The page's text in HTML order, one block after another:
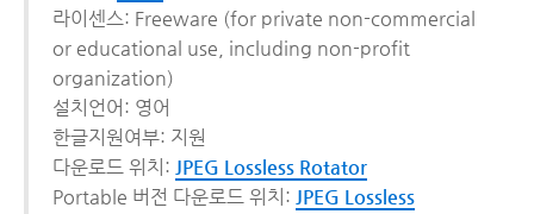
라이센스: Freeware (for private non-commercial
or educational use, including non-profit
organization)
설치언어: 영어
한글지원여부: 지원
다운로드 위치: JPEG Lossless Rotator
Portable 버전 다운로드 위치: JPEG Lossless